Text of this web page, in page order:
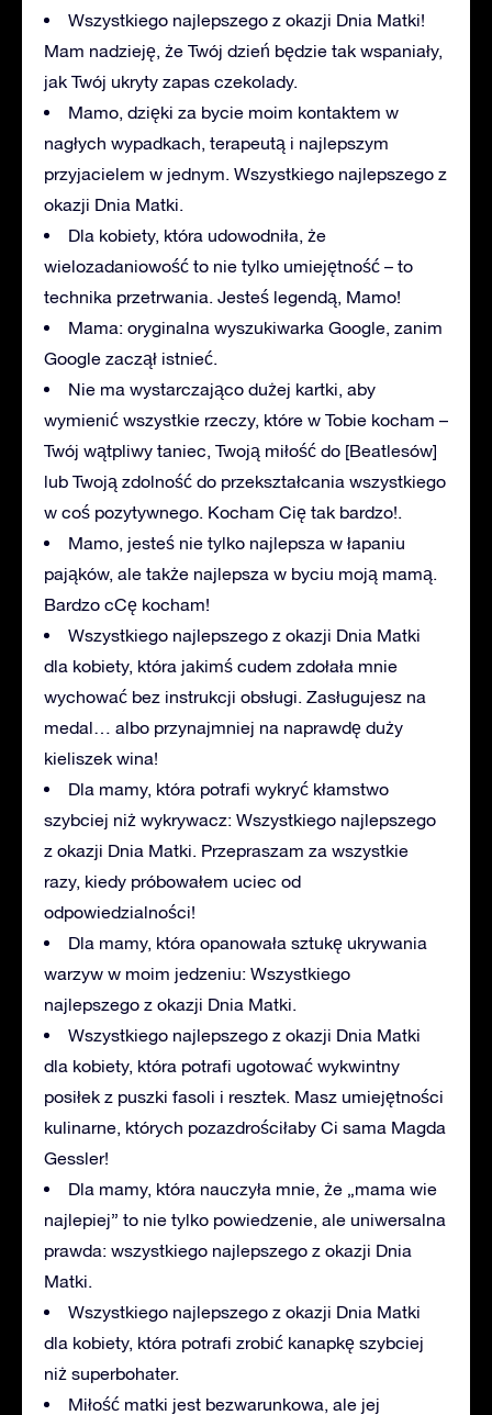
Wszystkiego najlepszego z okazji Dnia Matki!
Mam nadzieję, że Twój dzień będzie tak wspaniały,
jak Twój ukryty zapas czekolady.
Mamo, dzięki za bycie moim kontaktem w
nagłych wypadkach, terapeutą i najlepszym
przyjacielem w jednym. Wszystkiego najlepszego z
okazji Dnia Matki.
Dla kobiety, która udowodniła, że
wielozadaniowość to nie tylko umiejętność – to
technika przetrwania. Jesteś legendą, Mamo!
Mama: oryginalna wyszukiwarka Google, zanim
Google zaczął istnieć.
Nie ma wystarczająco dużej kartki, aby
wymienić wszystkie rzeczy, które w Tobie kocham –
Twój wątpliwy taniec, Twoją miłość do [Beatlesów]
lub Twoją zdolność do przekształcania wszystkiego
w coś pozytywnego. Kocham Cię tak bardzo!.
Mamo, jesteś nie tylko najlepsza w łapaniu
pająków, ale także najlepsza w byciu moją mamą.
Bardzo cCę kocham!
Wszystkiego najlepszego z okazji Dnia Matki
dla kobiety, która jakimś cudem zdołała mnie
wychować bez instrukcji obsługi. Zasługujesz na
medal… albo przynajmniej na naprawdę duży
kieliszek wina!
Dla mamy, która potrafi wykryć kłamstwo
szybciej niż wykrywacz: Wszystkiego najlepszego
z okazji Dnia Matki. Przepraszam za wszystkie
razy, kiedy próbowałem uciec od
odpowiedzialności!
Dla mamy, która opanowała sztukę ukrywania
warzyw w moim jedzeniu: Wszystkiego
najlepszego z okazji Dnia Matki.
Wszystkiego najlepszego z okazji Dnia Matki
dla kobiety, która potrafi ugotować wykwintny
posiłek z puszki fasoli i resztek. Masz umiejętności
kulinarne, których pozazdrościłaby Ci sama Magda
Gessler!
Dla mamy, która nauczyła mnie, że „mama wie
najlepiej” to nie tylko powiedzenie, ale uniwersalna
prawda: wszystkiego najlepszego z okazji Dnia
Matki.
Wszystkiego najlepszego z okazji Dnia Matki
dla kobiety, która potrafi zrobić kanapkę szybciej
niż superbohater.
Miłość matki jest bezwarunkowa, ale jej